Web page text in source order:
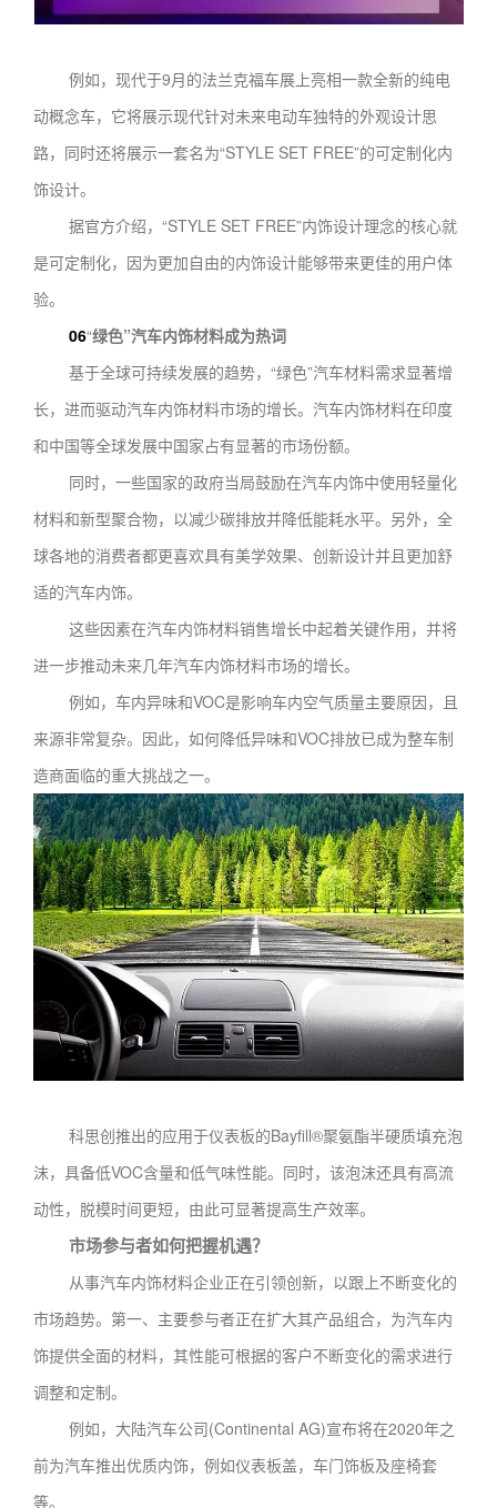
例如，现代于9月的法兰克福车展上亮相一款全新的纯电
动概念车，它将展示现代针对未来电动车独特的外观设计思
路，同时还将展示一套名为“STYLE SET FREE”的可定制化内
饰设计。
据官方介绍，“STYLE SET FREE”内饰设计理念的核心就
是可定制化，因为更加自由的内饰设计能够带来更佳的用户体
验。
06“绿色”汽车内饰材料成为热词
基于全球可持续发展的趋势，“绿色”汽车材料需求显著增
长，进而驱动汽车内饰材料市场的增长。汽车内饰材料在印度
和中国等全球发展中国家占有显著的市场份额。
同时，一些国家的政府当局鼓励在汽车内饰中使用轻量化
材料和新型聚合物，以减少碳排放并降低能耗水平。另外，全
球各地的消费者都更喜欢具有美学效果、创新设计并且更加舒
适的汽车内饰。
这些因素在汽车内饰材料销售增长中起着关键作用，并将
进一步推动未来几年汽车内饰材料市场的增长。
例如，车内异味和VOC是影响车内空气质量主要原因，且
来源非常复杂。因此，如何降低异味和VOC排放已成为整车制
造商面临的重大挑战之一。
科思创推出的应用于仪表板的Bayfill®聚氨酯半硬质填充泡
沫，具备低VOC含量和低气味性能。同时，该泡沫还具有高流
动性，脱模时间更短，由此可显著提高生产效率。
市场参与者如何把握机遇？
从事汽车内饰材料企业正在引领创新，以跟上不断变化的
市场趋势。第一、主要参与者正在扩大其产品组合，为汽车内
饰提供全面的材料，其性能可根据的客户不断变化的需求进行
调整和定制。
例如，大陆汽车公司(Continental AG)宣布将在2020年之
前为汽车推出优质内饰，例如仪表板盖，车门饰板及座椅套
等。